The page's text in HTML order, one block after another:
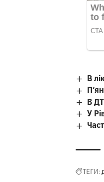
В
В
У
ТЕГИ: